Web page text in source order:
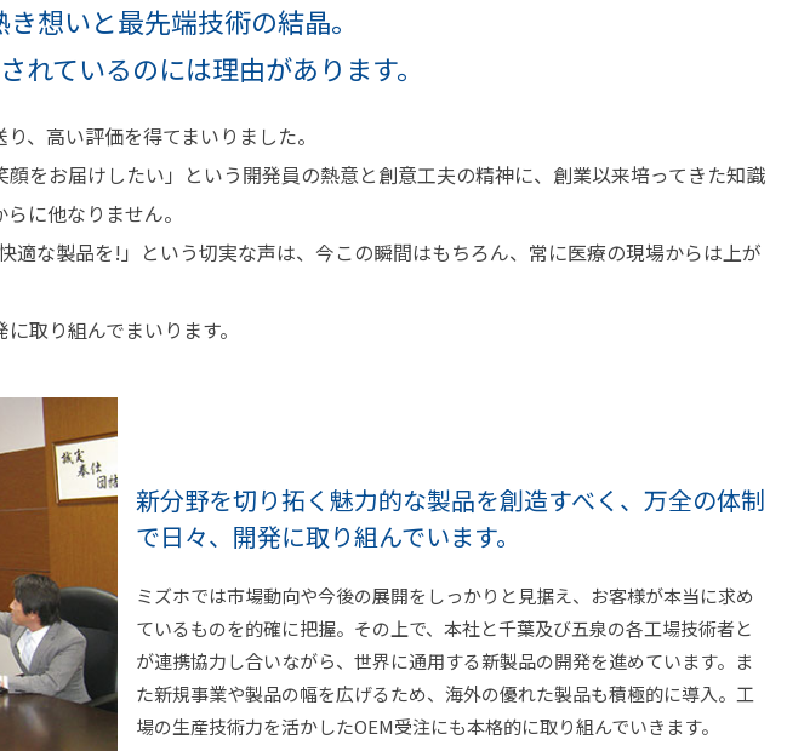
想いと最先端技術の結晶。
れているのには理由があります。
、高い評価を得てまいりました。
をお届けしたい」という開発員の熱意と創意工夫の精神に、創業以来培ってきた知識
に他なりません。
適な製品を!」という切実な声は、今この瞬間はもちろん、常に医療の現場からは上が
取り組んでまいります。
新分野を切り拓く魅力的な製品を創造すべく、 万全の体制
で日々、開発に取り組んでいます。
ミズホでは市場動向や今後の展開をしっかりと見据え、お客様が本当に求め
ているものを的確に把握。その上で、本社と千葉及び五泉の各工場技術者と
が連携協力し合いながら、世界に通用する新製品の開発を進めています。ま
た新規事業や製品の幅を広げるため、海外の優れた製品も積極的に導入。工
場の生産技術力を活かしたOEM受注にも本格的に取り組んでいきます。